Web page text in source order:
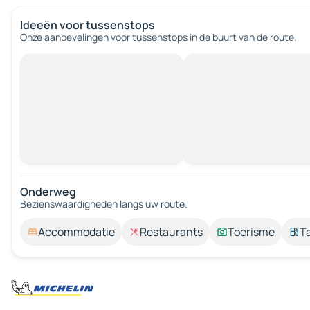
Ideeën voor tussenstops
Onze aanbevelingen voor tussenstops in de buurt van de route.
Onderweg
Bezienswaardigheden langs uw route.
Accommodatie Restaurants Toerisme